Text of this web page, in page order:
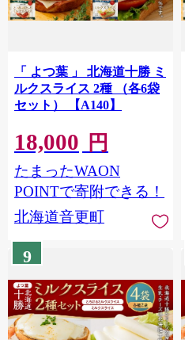
「 よつ葉 」 北海道十勝 ミ
ルクスライス 2種 （各6袋
セット） 【A140】
18,000 円
たまったWAON
POINTで寄附できる！
北海道音更町
9